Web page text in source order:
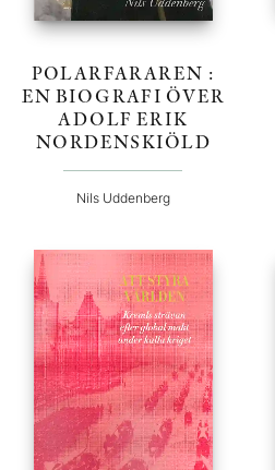
POLARFARAREN :
EN BIOGRAFI ÖVER
ADOLF ERIK
NORDENSKIÖLD
Nils Uddenberg